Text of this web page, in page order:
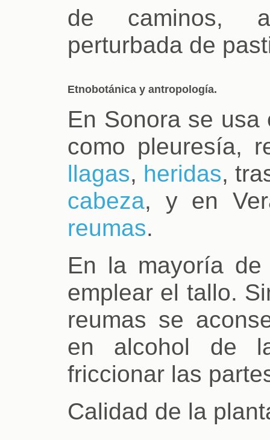
de caminos,
perturbada de
Etnobotánica y antropología.
En Sonora se usa
como pleuresía,
llagas, heridas,
cabeza, y en
reumas.
En la mayoría
emplear el tallo.
reumas se
en alcohol de
friccionar las
Calidad de la